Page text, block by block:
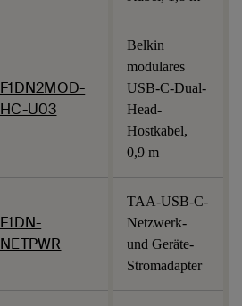
F1DN2MOD-
HC-U03
Belkin
modulares
USB-C-Dual-
Head-
Hostkabel,
0,9 m
F1DN-
NETPWR
TAA-USB-C-
Netzwerk-
und Geräte-
Stromadapter